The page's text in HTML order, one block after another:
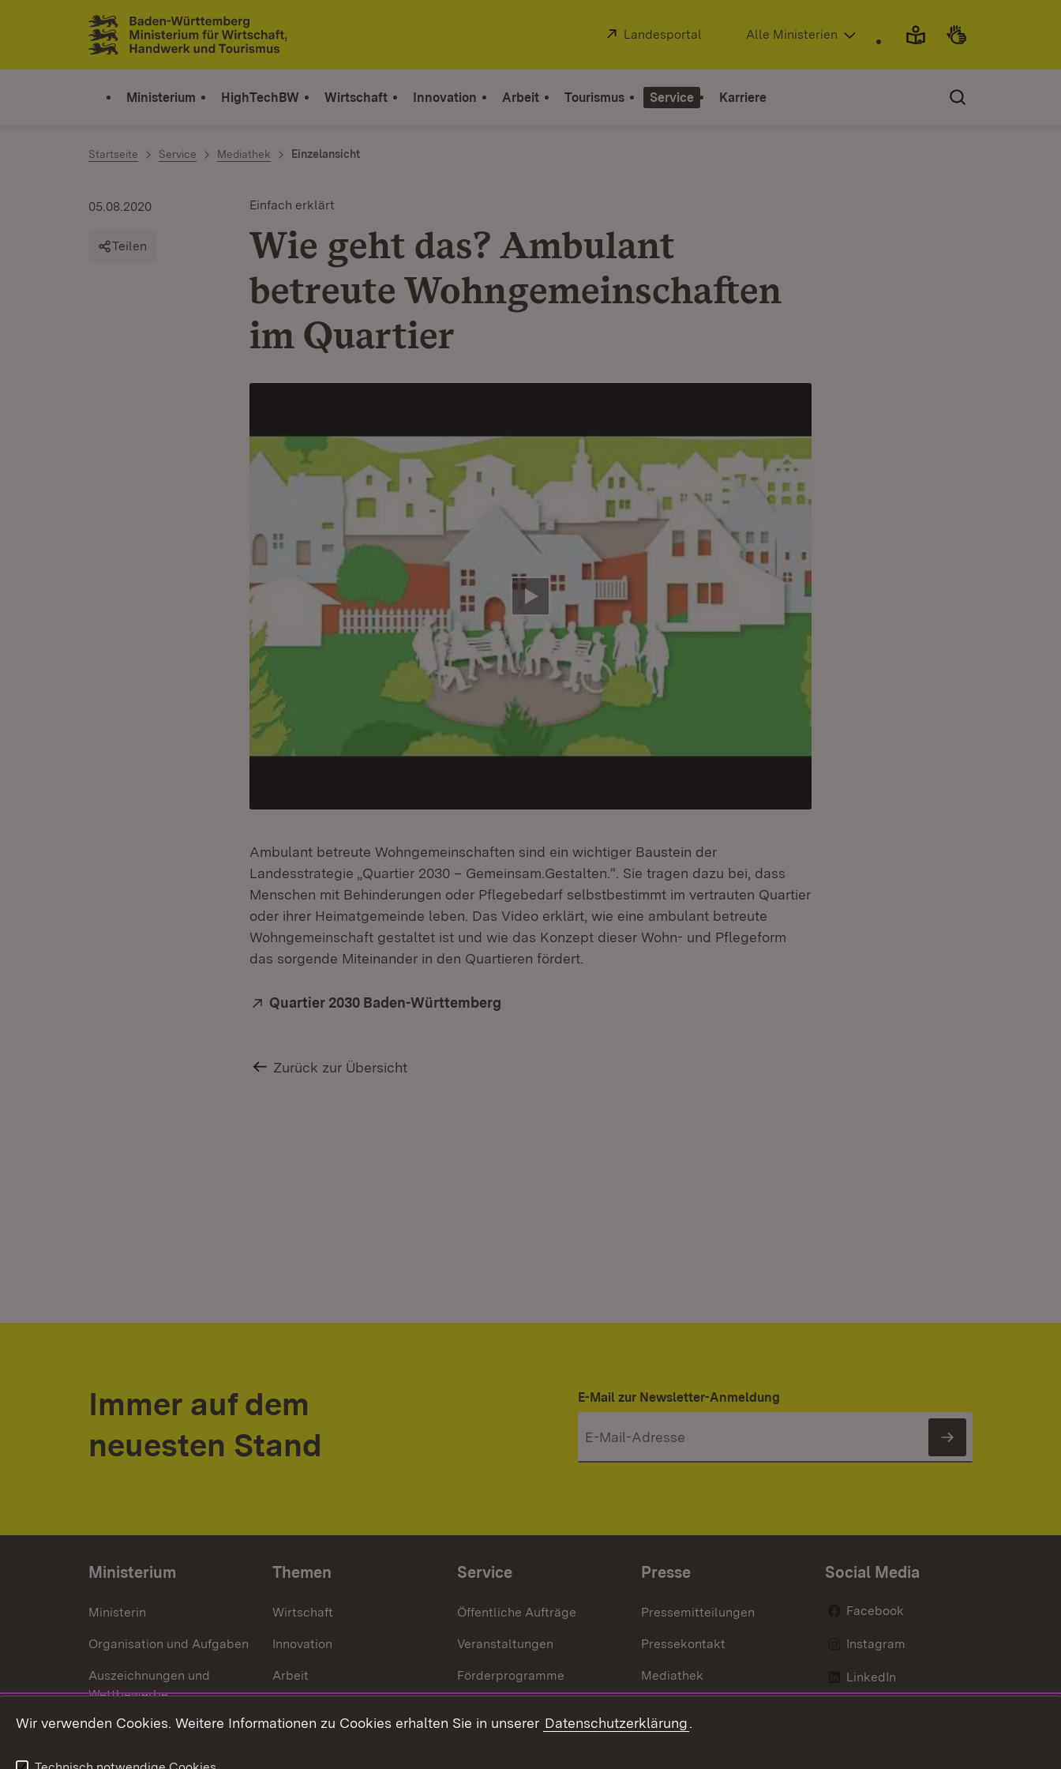
Zum Inhalt springen
Link zur Startseite
Extern:
Landesportal (Öffnet in neuem Fenster)
Alle Ministerien
Ministerium HighTechBW Wirtschaft Innovation Arbeit Tourismus Service Karriere
Startseite Service Mediathek Einzelansicht
Einfach erklärt
Wie geht das? Ambulant
betreute Wohngemeinschaften
im Quartier
05.08.2020
Teilen
Video abspielen
Ambulant betreute Wohngemeinschaften sind ein wichtiger Baustein der
Landesstrategie „Quartier 2030 – Gemeinsam.Gestalten.“. Sie tragen dazu bei, dass
Menschen mit Behinderungen oder Pflegebedarf selbstbestimmt im vertrauten Quartier
oder ihrer Heimatgemeinde leben. Das Video erklärt, wie eine ambulant betreute
Wohngemeinschaft gestaltet ist und wie das Konzept dieser Wohn- und Pflegeform
das sorgende Miteinander in den Quartieren fördert.
Extern:
Quartier 2030 Baden-Württemberg
Zurück zur Übersicht
Immer auf dem
neuesten Stand
E-Mail zur Newsletter-Anmeldung
Newsletter
Ministerium
Ministerin
Organisation und Aufgaben
Auszeichnungen und
Wettbewerbe
Themen
Wirtschaft
Innovation
Arbeit
Service
Öffentliche Aufträge
Veranstaltungen
Förderprogramme
Presse
Pressemitteilungen
Pressekontakt
Mediathek
Social Media
Facebook
Instagram
LinkedIn
Wir verwenden Cookies. Weitere Informationen zu Cookies erhalten Sie in unserer Datenschutzerklärung.